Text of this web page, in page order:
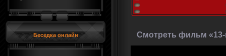
Беседка онлайн Смотреть фильм